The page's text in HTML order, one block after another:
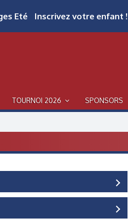
Eté Inscrivez votre enfant !
TOURNOI 2026 SPONSORS